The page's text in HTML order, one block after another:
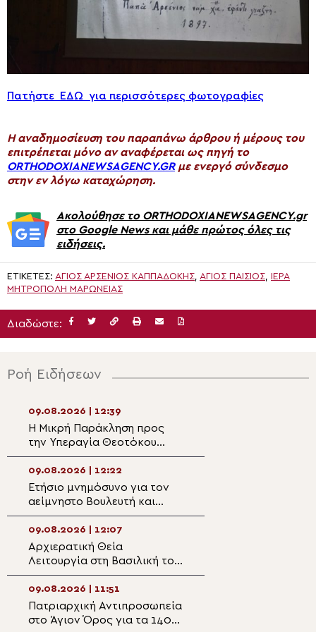
Πατήστε ΕΔΩ για περισσότερες φωτογραφίες
H αναδημοσίευση του παραπάνω άρθρου ή μέρους του
επιτρέπεται μόνο αν αναφέρεται ως πηγή το
ORTHODOXIANEWSAGENCY.GRμε ενεργό σύνδεσμο
στην εν λόγω καταχώρηση.
Ακολούθησε το ORTHODOXIANEWSAGENCY.gr
στο Google News και μάθε πρώτος όλες τις
ειδήσεις.
ΕΤΙΚΈΤΕΣ: ΑΓΙΟΣ ΑΡΣΕΝΙΟΣ ΚΑΠΠΑΔΟΚΗΣ ΑΓΙΟΣ ΠΑΊΣΙΟΣ ΙΕΡΆ
ΜΗΤΡΌΠΟΛΗ ΜΑΡΩΝΕΊΑΣ
Διαδώστε:
Ροή Ειδήσεων
09.08.2026 | 12:39
Η Μικρή Παράκληση προς
την Υπεραγία Θεοτόκου
στον Ιερό Ναό Παναγίας
Κοτσυφιανής Γρα Λυγιάς
Ιεράπετρας
09.08.2026 | 12:22
Ετήσιο μνημόσυνο για τον
αείμνηστο Bουλευτή και
Υφυπουργό Απόστολο
Βεσυρόπουλο
09.08.2026 | 12:07
Αρχιερατική Θεία
Λειτουργία στη Βασιλική του
Αγίου Αχιλλίου Πρεσπών για
τα 1.400 χρόνια του
Ακαθίστου Ύμνου
09.08.2026 | 11:51
Πατριαρχική Αντιπροσωπεία
στο Άγιον Όρος για τα 1400